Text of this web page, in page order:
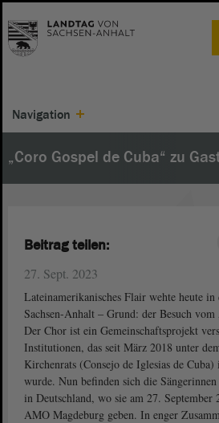
Navigation
„Coro Gospel de Cuba“ zu
27. Sept. 2023
Lateinamerikanisches Flair wehte heute in
Sachsen-Anhalt ‒ Grund: der Besuch vom
Der Chor ist ein Gemeinschaftsprojekt
Institutionen, das seit März 2018 unter
Kirchenrats (Consejo de Iglesias de
wurde. Nun befinden sich die
in Deutschland, wo sie am 27.
AMO Magdeburg geben. In enger
Beitrag teilen: